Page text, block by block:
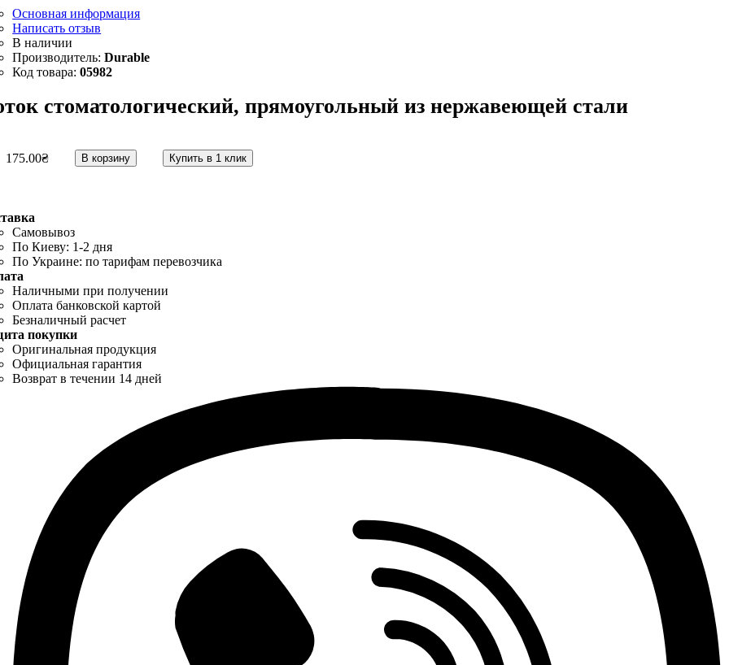
Основная информация
Написать отзыв
Durable
05982
стоматологический, прямоугольный из нержавеющей стали
175.00₴ В корзину Купить в 1 клик
Самовывоз
По Киеву: 1-2 дня
По Украине: по тарифам перевозчика
Наличными при получении
Оплата банковской картой
Безналичный расчет
покупки
Оригинальная продукция
Официальная гарантия
Возврат в течении 14 дней